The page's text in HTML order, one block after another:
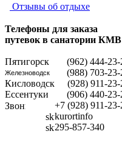
Отзывы об отдыхе
Телефоны для заказа
путевок в санатории
Пятигорск (962) 444-23-
Железноводск
(988) 703-23-
Кисловодск
(928) 911-23-
Ессентуки
(906) 440-23-
+7 (928) 911-23-
kurortinfo
295-857-340